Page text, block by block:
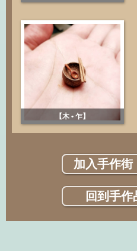
【木 • 乍】
加入手作街
回到手